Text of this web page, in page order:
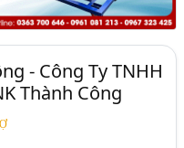
- Công Ty TNHH
Thành Công